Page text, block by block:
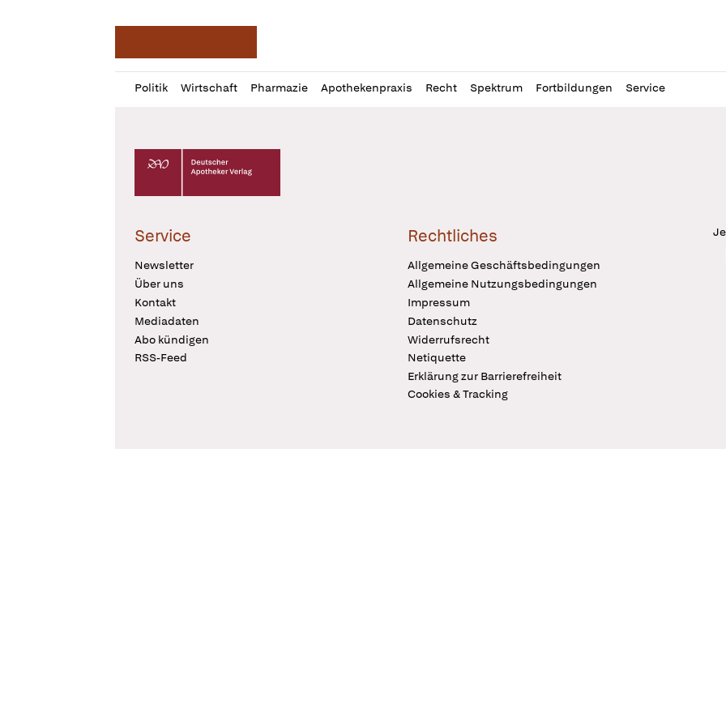
Politik Wirtschaft Pharmazie Apothekenpraxis Recht Spektrum Fortbildungen Service
Profil
öffnen
Daz
Pur
Deutscher Apotheker Verlag Logo
Service
Newsletter
Über uns
Kontakt
Mediadaten
Abo kündigen
RSS-Feed
Rechtliches
Allgemeine Geschäftsbedingungen
Allgemeine Nutzungsbedingungen
Impressum
Datenschutz
Widerrufsrecht
Netiquette
Erklärung zur Barrierefreiheit
Cookies & Tracking